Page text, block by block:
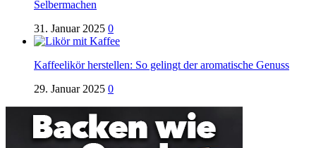
Selbermachen
31. Januar 2025 0
Kaffeelikör herstellen: So gelingt der aromatische Genuss
29. Januar 2025 0